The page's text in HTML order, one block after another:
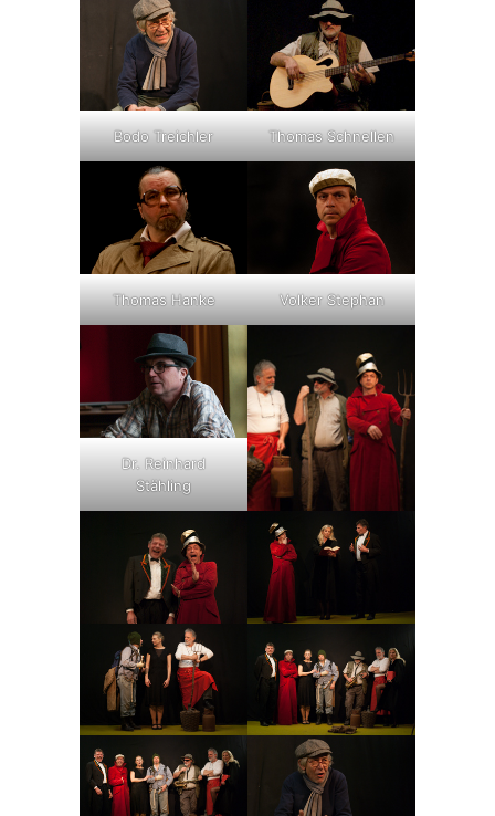
Bodo Treichler Thomas Schnellen
Thomas Hanke Volker Stephan
Dr. Reinhard
Stähling